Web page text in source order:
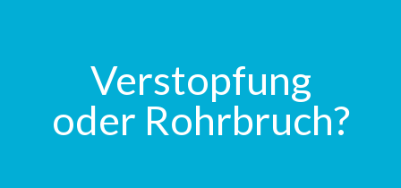
Verstopfung
oder Rohrbruch?